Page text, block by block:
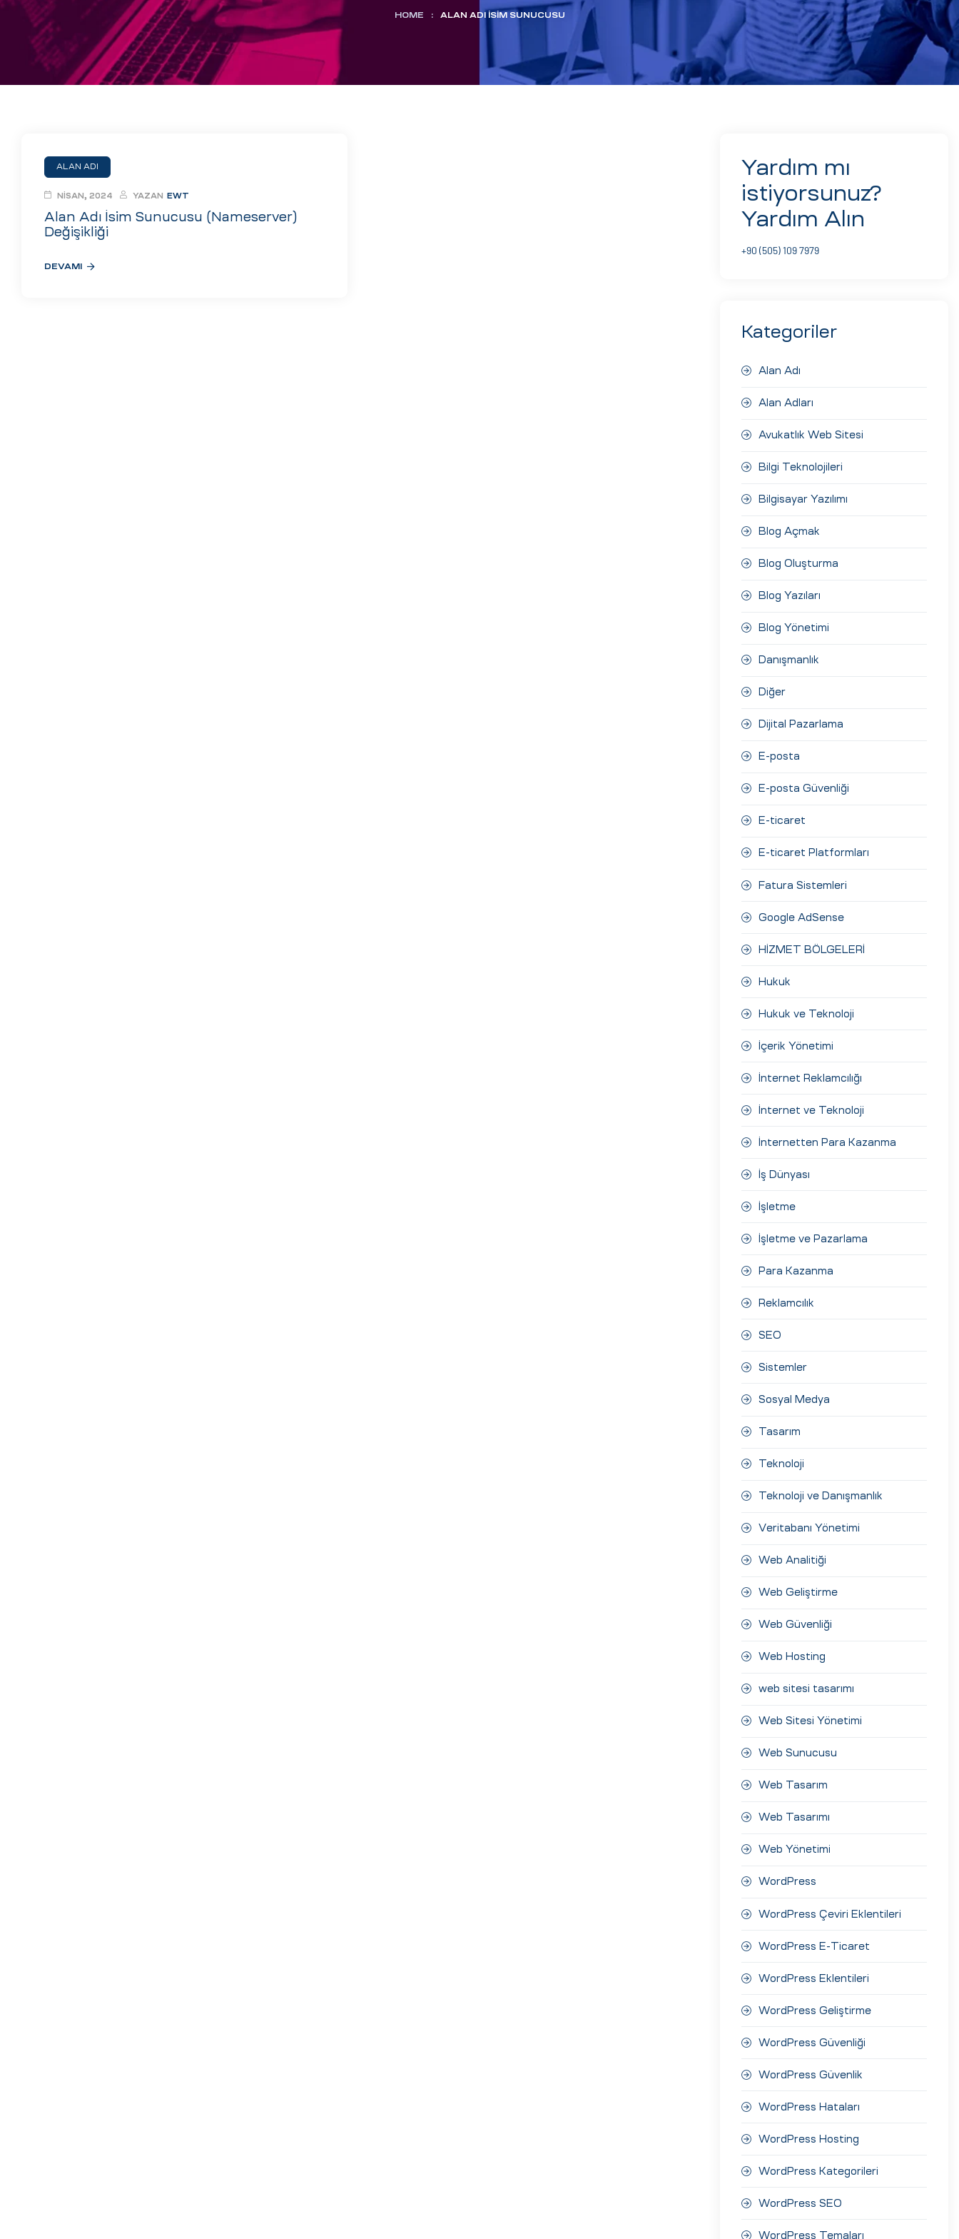
Aday
HOME : ALAN ADI İSIM SUNUCUSU
ALAN ADI
Alan Adı İsim Sunucusu (Nameserver)
Değişikliği
NISAN, 2024 YAZAN EWT
DEVAMI
Yardım mı
istiyorsunuz?
Yardım Alın
+90 (505) 109 7979
Kategoriler
Alan Adı
Alan Adları
Avukatlık Web Sitesi
Bilgi Teknolojileri
Bilgisayar Yazılımı
Blog Açmak
Blog Oluşturma
Blog Yazıları
Blog Yönetimi
Danışmanlık
Diğer
Dijital Pazarlama
E-posta
E-posta Güvenliği
E-ticaret
E-ticaret Platformları
Fatura Sistemleri
Google AdSense
HİZMET BÖLGELERİ
Hukuk
Hukuk ve Teknoloji
İçerik Yönetimi
İnternet Reklamcılığı
İnternet ve Teknoloji
İnternetten Para Kazanma
İş Dünyası
İşletme
İşletme ve Pazarlama
Para Kazanma
Reklamcılık
SEO
Sistemler
Sosyal Medya
Tasarım
Teknoloji
Teknoloji ve Danışmanlık
Veritabanı Yönetimi
Web Analitiği
Web Geliştirme
Web Güvenliği
Web Hosting
web sitesi tasarımı
Web Sitesi Yönetimi
Web Sunucusu
Web Tasarım
Web Tasarımı
Web Yönetimi
WordPress
WordPress Çeviri Eklentileri
WordPress E-Ticaret
WordPress Eklentileri
WordPress Geliştirme
WordPress Güvenliği
WordPress Güvenlik
WordPress Hataları
WordPress Hosting
WordPress Kategorileri
WordPress SEO
WordPress Temaları